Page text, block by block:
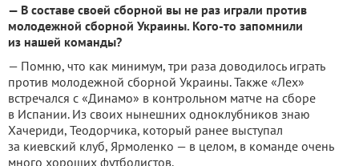
— В составе своей сборной вы не раз играли против
молодежной сборной Украины. Кого-то запомнили
из нашей команды?
— Помню, что как минимум, три раза доводилось играть
против молодежной сборной Украины. Также «Лех»
встречался с «Динамо» в контрольном матче на сборе
в Испании. Из своих нынешних одноклубников знаю
Хачериди, Теодорчика, который ранее выступал
за киевский клуб, Ярмоленко — в целом, в команде очень
много хороших футболистов.